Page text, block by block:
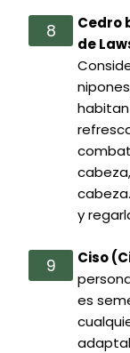
Cedro
de
y
Ciso
es